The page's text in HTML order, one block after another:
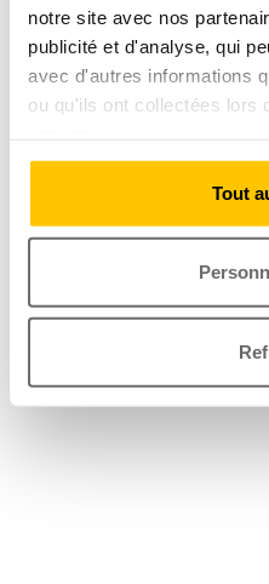
notre site avec nos
publicité et d'analyse, qui
avec d'autres informations
ou qu'ils ont collectées lors
Tout